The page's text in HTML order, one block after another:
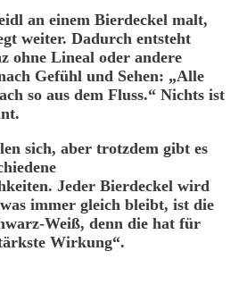
an einem Bierdeckel malt,
weiter. Dadurch entsteht
ohne Lineal oder andere
Gefühl und Sehen: „Alle
so aus dem Fluss.“ Nichts ist
sich, aber trotzdem gibt es
Jeder Bierdeckel wird
immer gleich bleibt, ist die
Weiß, denn die hat für
Wirkung“.